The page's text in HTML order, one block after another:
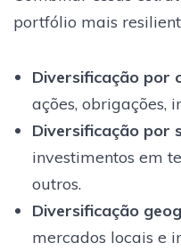
portfólio mais
Diversificação por
ações, obrigações,
Diversificação por
investimentos em
outros.
Diversificação
mercados locais e